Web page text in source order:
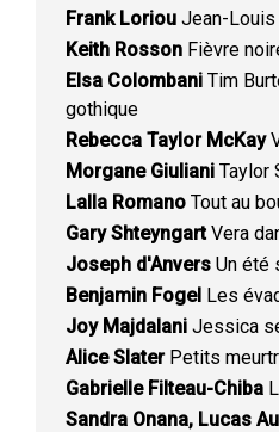
Frank Loriou Jean-Louis
Keith Rosson Fièvre
Elsa Colombani Tim
gothique
Rebecca Taylor McKay
Morgane Giuliani Taylor
Lalla Romano Tout au
Gary ShteyngartVera
Joseph d'Anvers Un été
Benjamin Fogel Les
Joy Majdalani Jessica
Alice SlaterPetits
Gabrielle Filteau-Chiba
Sandra Onana, Lucas